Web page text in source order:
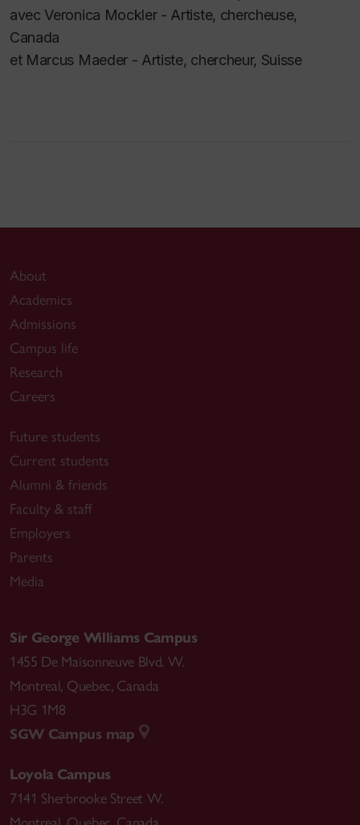
avec Veronica Mockler - Artiste, chercheuse,
Canada
et Marcus Maeder - Artiste, chercheur, Suisse
About
Academics
Admissions
Campus life
Research
Careers
Future students
Current students
Alumni & friends
Faculty & staff
Employers
Parents
Media
Sir George Williams Campus
1455 De Maisonneuve Blvd. W.
Montreal, Quebec, Canada
H3G 1M8
SGW Campus map
Loyola Campus
7141 Sherbrooke Street W.